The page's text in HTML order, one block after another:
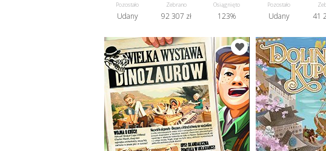
Pozostało
Udany
Zebrano
92 307 zł
Osiągnięto
123%
Pozostało
Udany 41